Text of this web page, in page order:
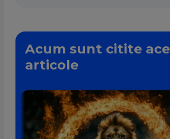
Acum sunt citite
articole